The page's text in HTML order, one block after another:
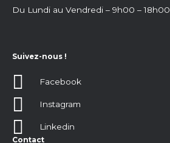
Du Lundi au Vendredi – 9h00 – 18h00
Suivez-nous !
Facebook
Instagram
Linkedin
Contact